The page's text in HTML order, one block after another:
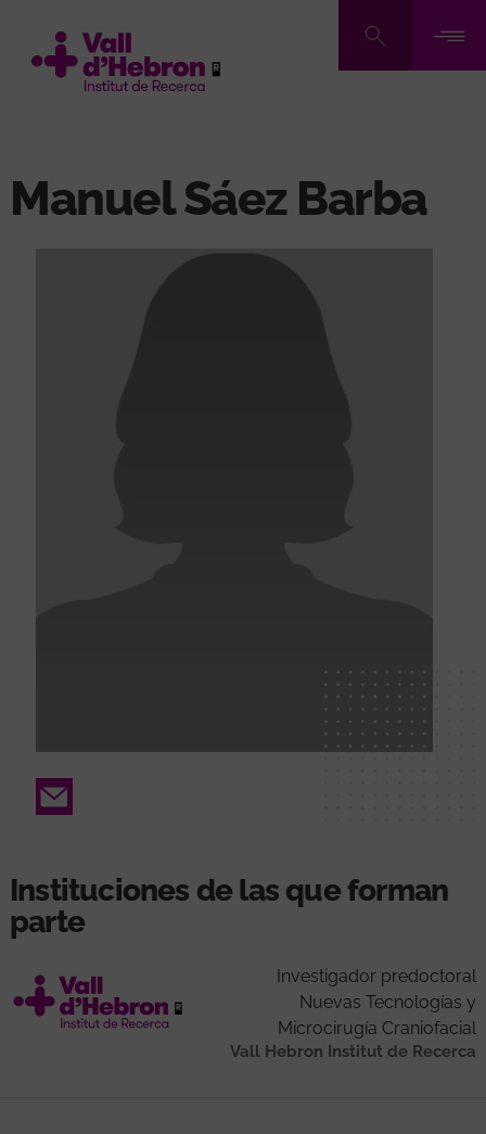
contenido
Manuel Sáez Barba
Email
Instituciones de las que forman
parte
Investigador predoctoral
Nuevas Tecnologías y
Microcirugía Craniofacial
Vall Hebron Institut de Recerca